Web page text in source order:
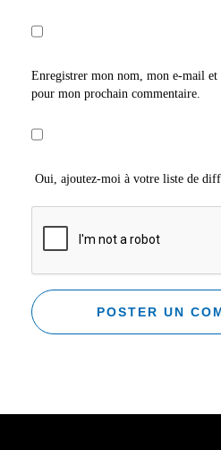
Enregistrer mon nom, mon e-mail et
pour mon prochain commentaire.
Oui, ajoutez-moi à votre liste de